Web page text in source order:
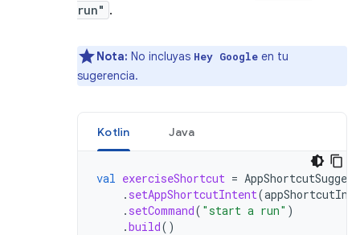
run" .
Nota: No incluyas Hey Google en tu
sugerencia.
Kotlin Java
val exerciseShortcut =
. setAppShortcutIntent(
. setCommand( "start a run" )
.build()